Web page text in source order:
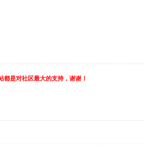
是对社区最大的支持，谢谢！